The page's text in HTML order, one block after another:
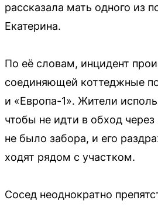
рассказала мать одного из
Екатерина.
По её словам, инцидент
соединяющей коттеджные
и «Европа-1». Жители
чтобы не идти в обход
не было забора, и его
ходят рядом с участком.
Сосед неоднократно